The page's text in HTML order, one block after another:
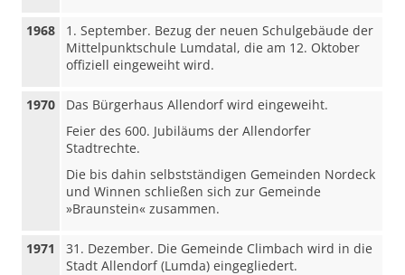
1968
1. September. Bezug der neuen Schulgebäude der
Mittelpunktschule Lumdatal, die am 12. Oktober
offiziell eingeweiht wird.
1970
Das Bürgerhaus Allendorf wird eingeweiht.
Feier des 600. Jubiläums der Allendorfer
Stadtrechte.
Die bis dahin selbstständigen Gemeinden Nordeck
und Winnen schließen sich zur Gemeinde
»Braunstein« zusammen.
1971
31. Dezember. Die Gemeinde Climbach wird in die
Stadt Allendorf (Lumda) eingegliedert.